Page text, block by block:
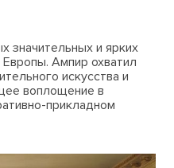
значительных и ярких
Европы. Ампир охватил
искусства и
воплощение в
прикладном